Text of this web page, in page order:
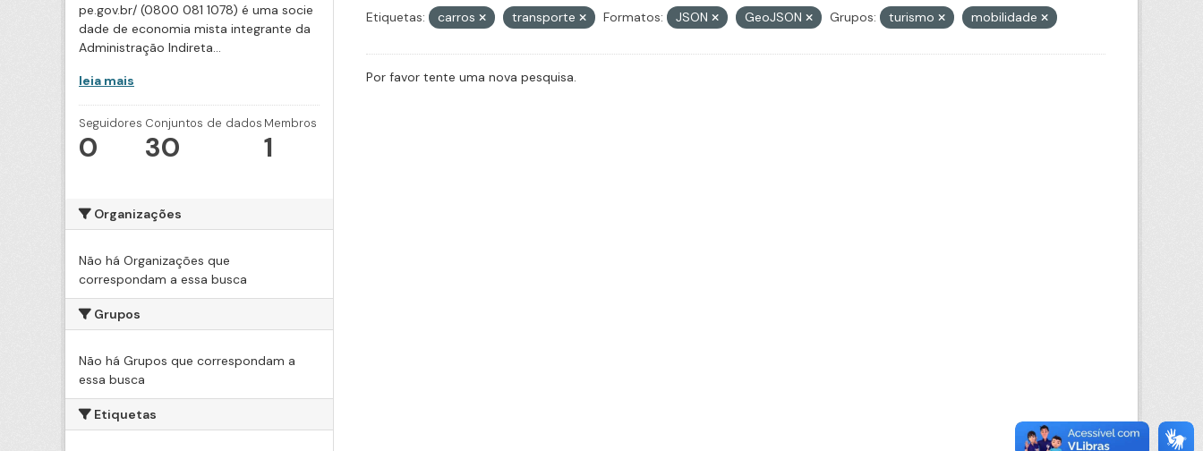
pe.gov.br/ (0800 081 1078) é uma socie
dade de economia mista integrante da
Administração Indireta...
leia mais
Seguidores
0
Conjuntos de dados
30
Membros
1
Organizações
Não há Organizações que
correspondam a essa busca
Grupos
Não há Grupos que correspondam a
essa busca
Etiquetas
Etiquetas: carros transporte Formatos: JSON GeoJSON Grupos: turismo mobilidade
Por favor tente uma nova pesquisa.